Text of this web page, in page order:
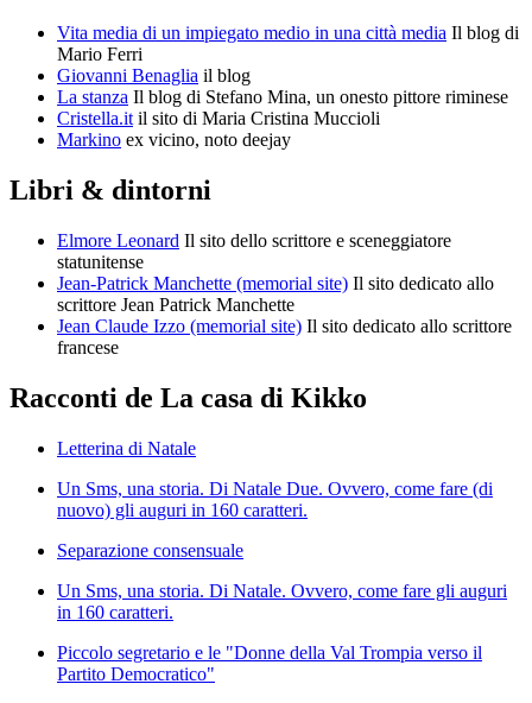
Vita media di un impiegato medio in una città media Il blog di
Mario Ferri
Giovanni Benaglia il blog
La stanza Il blog di Stefano Mina, un onesto pittore riminese
Cristella.it il sito di Maria Cristina Muccioli
Markino ex vicino, noto deejay
Libri & dintorni
Elmore Leonard Il sito dello scrittore e sceneggiatore
statunitense
Jean-Patrick Manchette (memorial site) Il sito dedicato allo
scrittore Jean Patrick Manchette
Jean Claude Izzo (memorial site) Il sito dedicato allo scrittore
francese
Racconti de La casa di Kikko
Letterina di Natale
Un Sms, una storia. Di Natale Due. Ovvero, come fare (di
nuovo) gli auguri in 160 caratteri.
Separazione consensuale
Un Sms, una storia. Di Natale. Ovvero, come fare gli auguri
in 160 caratteri.
Piccolo segretario e le "Donne della Val Trompia verso il
Partito Democratico"